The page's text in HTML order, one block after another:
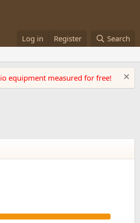
Log in Register Search
equipment measured for free!